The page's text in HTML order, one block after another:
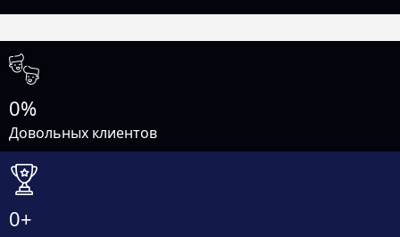
0
Довольных клиентов
0